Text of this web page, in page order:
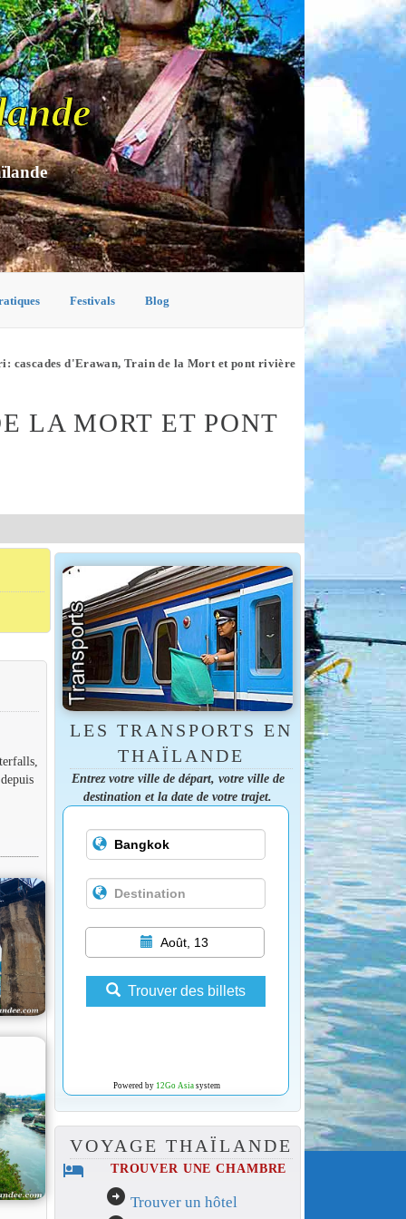
Festivals Blog
cascades d'Erawan, Train de la Mort et pont rivière
LA MORT ET PONT
LES TRANSPORTS EN
THAÏLANDE
Entrez votre ville de départ, votre ville de
destination et la date de votre trajet.
Août, 13
Trouver des billets
Powered by 12Go Asiasystem
VOYAGE THAÏLANDE
hotel TROUVER UNE CHAMBRE
arrow_circle_right Trouver un hôtel